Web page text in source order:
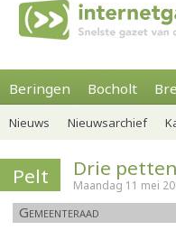
Beringen Bocholt
Nieuws Nieuwsarchief
Pelt Drie
Maandag 11 mei
Gemeenteraad